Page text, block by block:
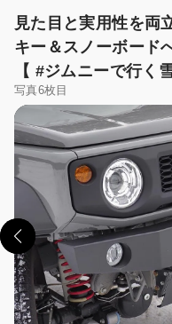
見た目と実用性を
キー＆スノーボード
【 #ジムニーで行く
写真6枚目